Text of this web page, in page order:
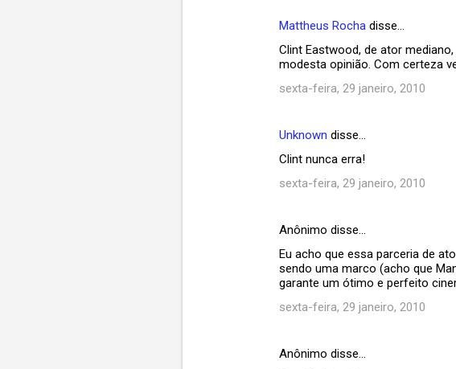
Mattheus Rocha disse…
Clint Eastwood, de ator
modesta opinião. Com certeza
sexta-feira, 29 janeiro, 2010
Unknown disse…
Clint nunca erra!
sexta-feira, 29 janeiro, 2010
Anônimo disse…
Eu acho que essa parceria de
sendo uma marco (acho que
garante um ótimo e perfeito
sexta-feira, 29 janeiro, 2010
Anônimo disse…